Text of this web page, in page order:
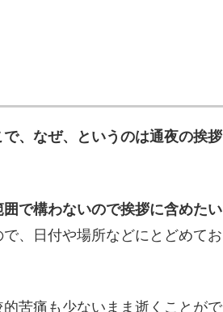
で、なぜ、というのは通夜の挨拶
囲で構わないので挨拶に含めたい
、日付や場所などにとどめてお
苦痛も少ないまま逝くことがで